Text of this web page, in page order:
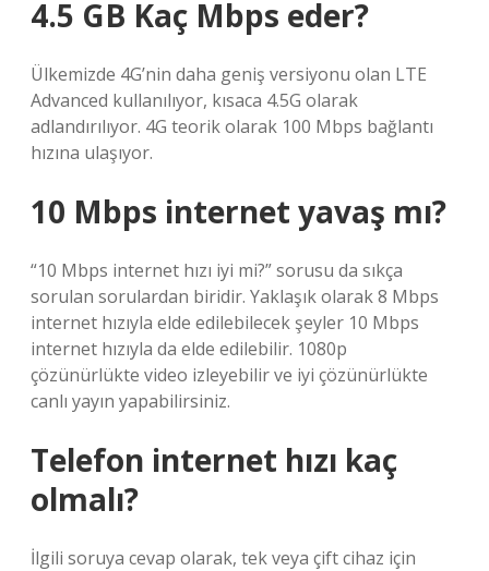
4.5 GB Kaç Mbps eder?
Ülkemizde 4G’nin daha geniş versiyonu olan LTE
Advanced kullanılıyor, kısaca 4.5G olarak
adlandırılıyor. 4G teorik olarak 100 Mbps bağlantı
hızına ulaşıyor.
10 Mbps internet yavaş mı?
“10 Mbps internet hızı iyi mi?” sorusu da sıkça
sorulan sorulardan biridir. Yaklaşık olarak 8 Mbps
internet hızıyla elde edilebilecek şeyler 10 Mbps
internet hızıyla da elde edilebilir. 1080p
çözünürlükte video izleyebilir ve iyi çözünürlükte
canlı yayın yapabilirsiniz.
Telefon internet hızı kaç
olmalı?
İlgili soruya cevap olarak, tek veya çift cihaz için